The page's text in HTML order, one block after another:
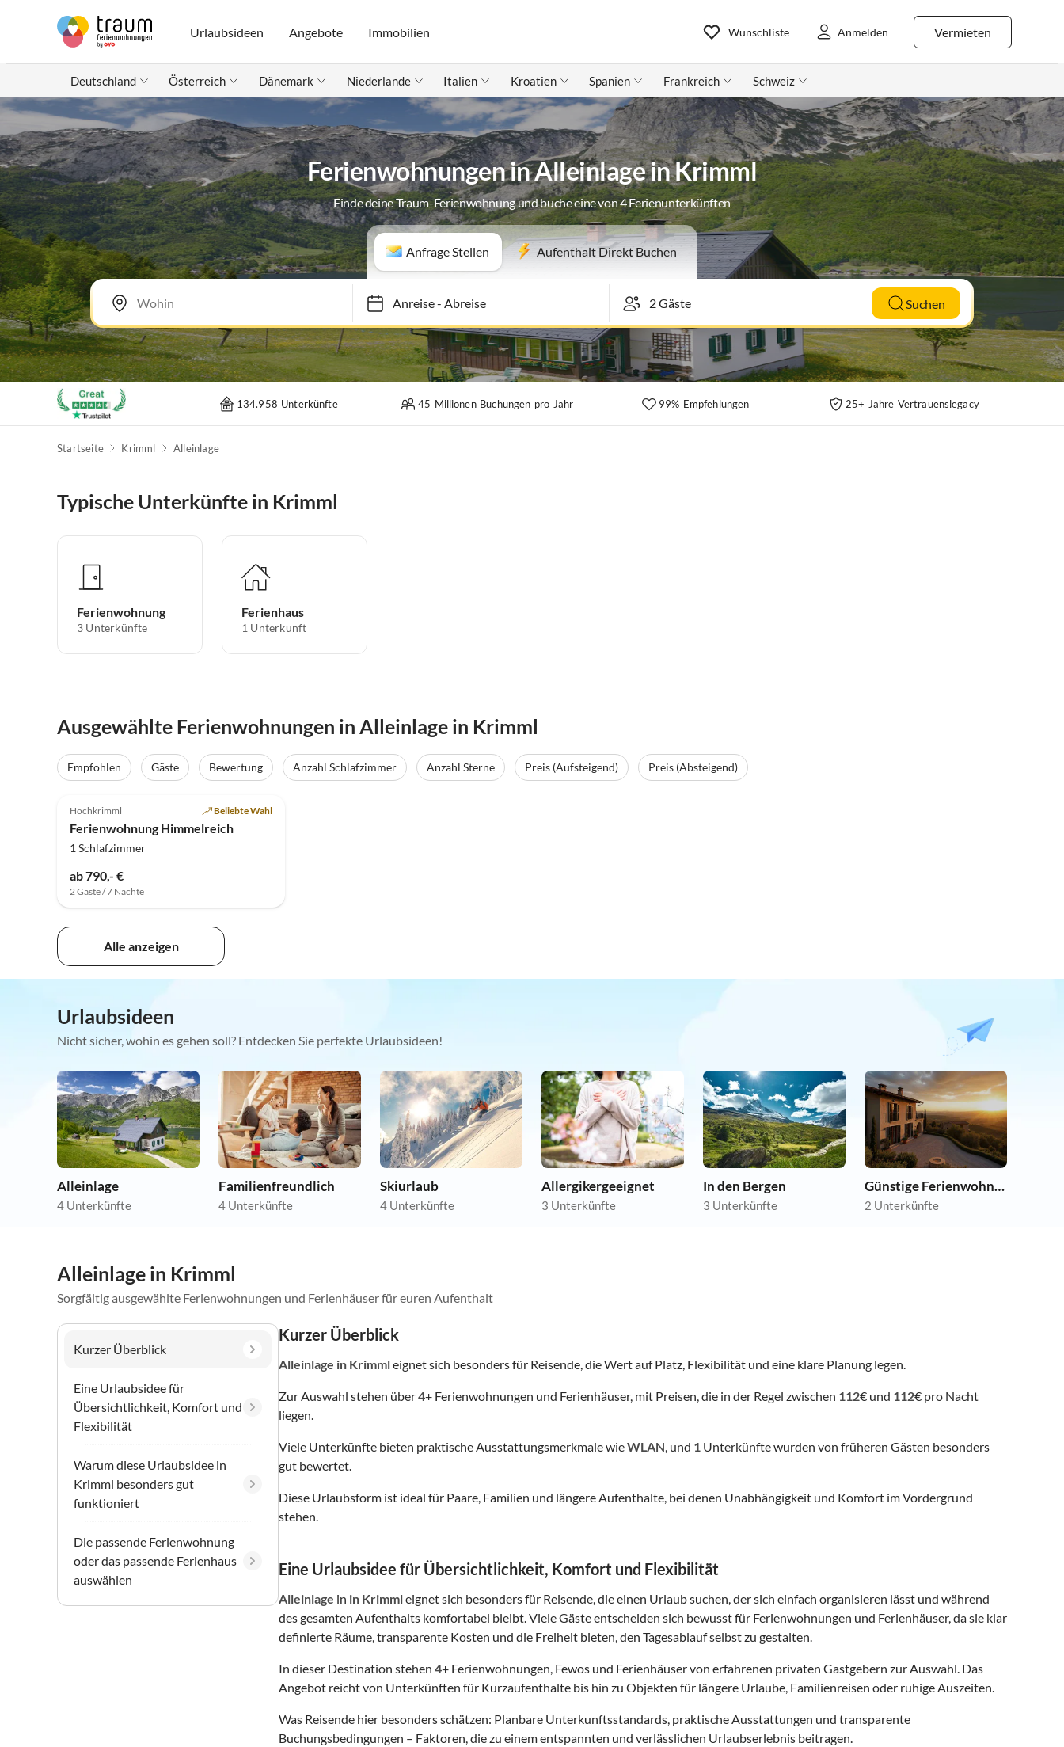
Urlaubsideen Angebote Immobilien Vermieten
Wunschliste Anmelden
Deutschland Österreich Dänemark Niederlande Italien Kroatien Spanien Frankreich Schweiz
Ferienwohnungen in Alleinlage in Krimml
Finde deine Traum-Ferienwohnung und buche eine von 4 Ferienunterkünften
Anfrage Stellen Aufenthalt Direkt Buchen
Anreise-Abreise Suchen
134.958 Unterkünfte 45 Millionen Buchungen pro Jahr 99% Empfehlungen 25+ Jahre Vertrauenslegacy
Startseite Krimml Alleinlage
Typische Unterkünfte in Krimml
Ferienwohnung
3 Unterkünfte
Ferienhaus
1 Unterkunft
Ausgewählte Ferienwohnungen in Alleinlage in Krimml
Empfohlen Gäste Bewertung Anzahl Schlafzimmer Anzahl Sterne Preis (Aufsteigend)
Preis (Absteigend)
Hochkrimml Beliebte Wahl
Ferienwohnung Himmelreich
1 Schlafzimmer
ab 790,- €
2 Gäste / 7 Nächte
Alle anzeigen
Urlaubsideen
Nicht sicher, wohin es gehen soll? Entdecken Sie perfekte Urlaubsideen!
Alleinlage
4 Unterkünfte
Familienfreundlich
4 Unterkünfte
Skiurlaub
4 Unterkünfte
Allergikergeeignet
3 Unterkünfte
In den Bergen
3 Unterkünfte
Günstige Ferienwohnungen
2 Unterkünfte
Alleinlage in Krimml
Sorgfältig ausgewählte Ferienwohnungen und Ferienhäuser für euren Aufenthalt
Kurzer Überblick
Eine Urlaubsidee für
Übersichtlichkeit, Komfort und
Flexibilität
Warum diese Urlaubsidee in
Krimml besonders gut
funktioniert
Die passende Ferienwohnung
oder das passende Ferienhaus
auswählen
Kurzer Überblick
Alleinlage in Krimmleignet sich besonders für Reisende, die Wert auf Platz, Flexibilität und eine klare Planung legen.
Zur Auswahl stehen über4+ Ferienwohnungen und Ferienhäuser, mit Preisen, die in der Regel zwischen 112€ und 112€ pro Nacht
liegen.
Viele Unterkünfte bieten praktische Ausstattungsmerkmale wieWLAN, und 1 Unterkünfte wurden von früheren Gästen besonders
gut bewertet.
Diese Urlaubsform ist ideal für Paare, Familien und längere Aufenthalte, bei denen Unabhängigkeit und Komfort im Vordergrund
stehen.
Eine Urlaubsidee für Übersichtlichkeit, Komfort und Flexibilität
Alleinlage in in Krimmleignet sich besonders für Reisende, die einen Urlaub suchen, der sich einfach organisieren lässt und während
des gesamten Aufenthalts komfortabel bleibt. Viele Gäste entscheiden sich bewusst für Ferienwohnungen und Ferienhäuser, da sie klar
definierte Räume, transparente Kosten und die Freiheit bieten, den Tagesablauf selbst zu gestalten.
In dieser Destination stehen 4+ Ferienwohnungen, Fewos und Ferienhäuser von erfahrenen privaten Gastgebern zur Auswahl. Das
Angebot reicht von Unterkünften für Kurzaufenthalte bis hin zu Objekten für längere Urlaube, Familienreisen oder ruhige Auszeiten.
Was Reisende hier besonders schätzen: Planbare Unterkunftsstandards, praktische Ausstattungen und transparente
Buchungsbedingungen – Faktoren, die zu einem entspannten und verlässlichen Urlaubserlebnis beitragen.